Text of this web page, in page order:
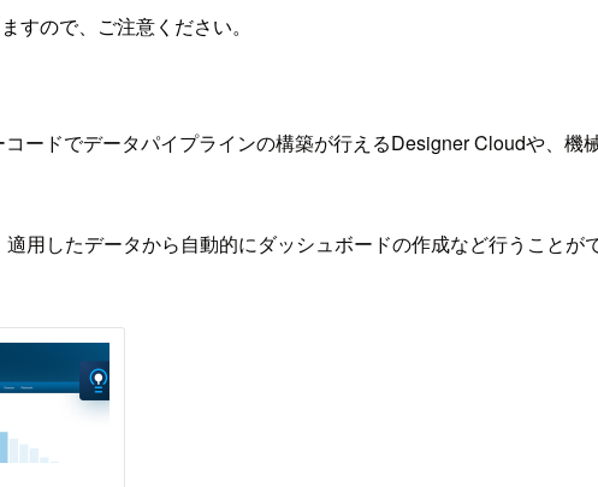
すので、ご注意ください。
ードでデータパイプラインの構築が行えるDesigner Cloudや、機
用したデータから自動的にダッシュボードの作成など行うことが